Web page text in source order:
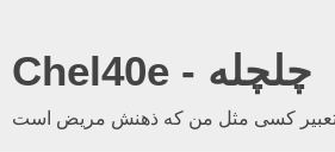
Chel40e - چلچله
کسی مثل من که ذهنش مریض است